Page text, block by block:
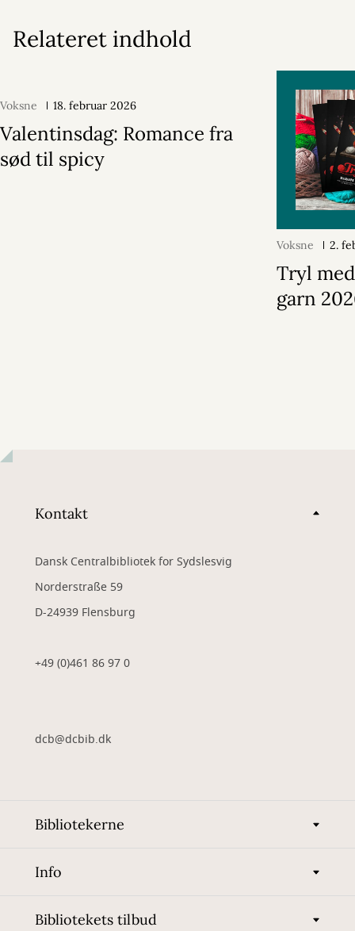
Relateret indhold
Voksne 18. februar 2026
Valentinsdag: Romance fra
sød til spicy
Voksne 2.
Tryl
garn
Kontakt
Dansk Centralbibliotek for Sydslesvig
Norderstraße 59
D-24939 Flensburg
+49 (0)461 86 97 0
dcb@dcbib.dk
Bibliotekerne
Info
Bibliotekets tilbud